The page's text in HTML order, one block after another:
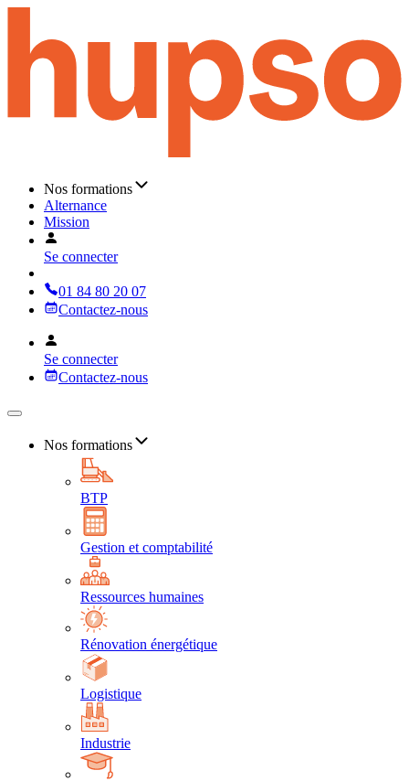
Nos formations
Alternance
Mission
Se connecter
01 84 80 20 07
Contactez-nous
Se connecter
Contactez-nous
Nos formations
BTP
Gestion et comptabilité
Ressources humaines
Rénovation énergétique
Logistique
Industrie